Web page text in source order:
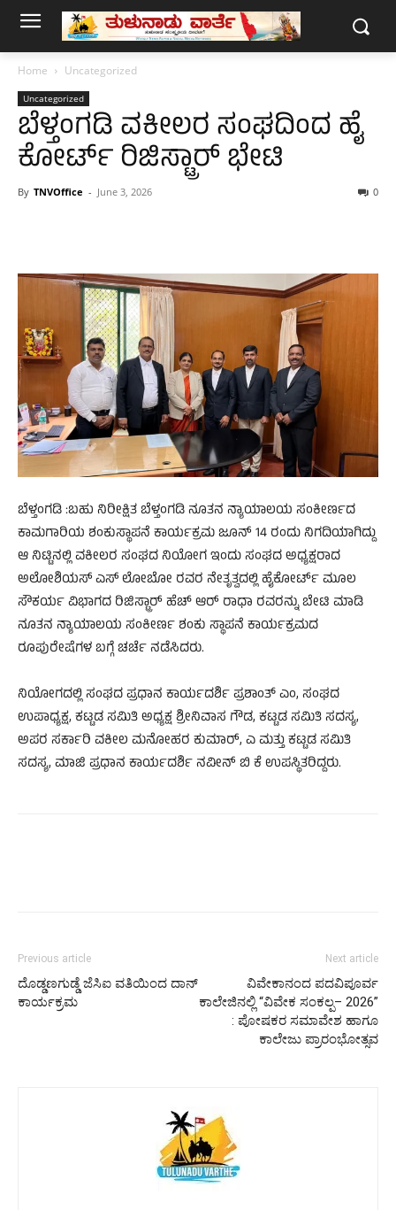
Home Uncategorized
Uncategorized
ಬೆಳ್ತಂಗಡಿ ವಕೀಲರ ಸಂಘದಿಂದ ಹೈ
ಕೋರ್ಟ್ ರಿಜಿಸ್ಟ್ರಾರ್ ಭೇಟಿ
By TNVOffice - June 3, 2026 0
ಬೆಳ್ತಂಗಡಿ :ಬಹು ನಿರೀಕ್ಷಿತ ಬೆಳ್ತಂಗಡಿ ನೂತನ ನ್ಯಾಯಾಲಯ ಸಂಕೀರ್ಣದ
ಕಾಮಗಾರಿಯ ಶಂಕುಸ್ಥಾಪನೆ ಕಾರ್ಯಕ್ರಮ ಜೂನ್ 14 ರಂದು ನಿಗದಿಯಾಗಿದ್ದು
ಆ ನಿಟ್ಟಿನಲ್ಲಿ ವಕೀಲರ ಸಂಘದ ನಿಯೋಗ ಇಂದು ಸಂಘದ ಅಧ್ಯಕ್ಷರಾದ
ಅಲೋಶಿಯಸ್ ಎಸ್ ಲೋಬೋ ರವರ ನೇತೃತ್ವದಲ್ಲಿ ಹೈಕೋರ್ಟ್ ಮೂಲ
ಸೌಕರ್ಯ ವಿಭಾಗದ ರಿಜಿಸ್ಟ್ರಾರ್ ಹೆಚ್ ಆರ್ ರಾಧಾ ರವರನ್ನು ಬೇಟಿ ಮಾಡಿ
ನೂತನ ನ್ಯಾಯಾಲಯ ಸಂಕೀರ್ಣ ಶಂಕು ಸ್ಥಾಪನೆ ಕಾರ್ಯಕ್ರಮದ
ರೂಪುರೇಷೆಗಳ ಬಗ್ಗೆ ಚರ್ಚೆ ನಡೆಸಿದರು.
ನಿಯೋಗದಲ್ಲಿ ಸಂಘದ ಪ್ರಧಾನ ಕಾರ್ಯದರ್ಶಿ ಪ್ರಶಾಂತ್ ಎಂ, ಸಂಘದ
ಉಪಾಧ್ಯಕ್ಷ, ಕಟ್ಟಡ ಸಮಿತಿ ಅಧ್ಯಕ್ಷ ಶ್ರೀನಿವಾಸ ಗೌಡ, ಕಟ್ಟಡ ಸಮಿತಿ ಸದಸ್ಯ,
ಅಪರ ಸರ್ಕಾರಿ ವಕೀಲ ಮನೋಹರ ಕುಮಾರ್, ಎ ಮತ್ತು ಕಟ್ಟಡ ಸಮಿತಿ
ಸದಸ್ಯ, ಮಾಜಿ ಪ್ರಧಾನ ಕಾರ್ಯದರ್ಶಿ ನವೀನ್ ಬಿ ಕೆ ಉಪಸ್ಥಿತರಿದ್ದರು.
Previous article
ದೊಡ್ಡಣಗುಡ್ಡೆ ಜೆಸಿಐ ವತಿಯಿಂದ ದಾನ್
ಕಾರ್ಯಕ್ರಮ
Next article
ವಿವೇಕಾನಂದ ಪದವಿಪೂರ್ವ
ಕಾಲೇಜಿನಲ್ಲಿ “ವಿವೇಕ ಸಂಕಲ್ಪ– 2026”
: ಪೋಷಕರ ಸಮಾವೇಶ ಹಾಗೂ
ಕಾಲೇಜು ಪ್ರಾರಂಭೋತ್ಸವ